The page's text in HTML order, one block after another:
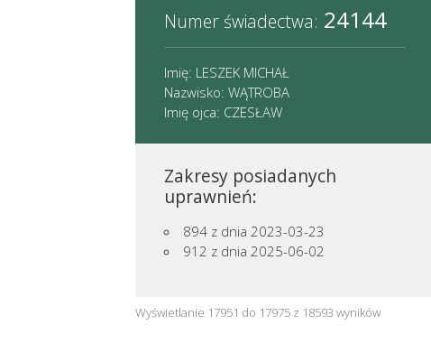
Numer świadectwa: 24144
Imię: LESZEK MICHAŁ
Nazwisko: WĄTROBA
Imię ojca: CZESŁAW
Zakresy posiadanych
uprawnień:
894 z dnia 2023-03-23
912 z dnia 2025-06-02
Wyświetlanie 17951 do 17975 z 18593 wyników